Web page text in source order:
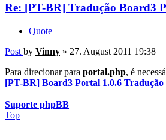
Re: [PT-BR] Tradução Board3
Quote
Post by Vinny » 27. August 2011 19:38
Para direcionar para portal.php, é
[PT-BR] Board3 Portal 1.0.6 Tradução
Suporte phpBB
Top